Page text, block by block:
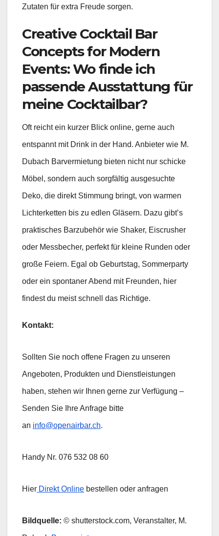
Zutaten für extra Freude sorgen.
Creative Cocktail Bar
Concepts for Modern
Events: Wo finde ich
passende Ausstattung für
meine Cocktailbar?
Oft reicht ein kurzer Blick online, gerne auch
entspannt mit Drink in der Hand. Anbieter wie M.
Dubach Barvermietung bieten nicht nur schicke
Möbel, sondern auch sorgfältig ausgesuchte
Deko, die direkt Stimmung bringt, von warmen
Lichterketten bis zu edlen Gläsern. Dazu gibt’s
praktisches Barzubehör wie Shaker, Eiscrusher
oder Messbecher, perfekt für kleine Runden oder
große Feiern. Egal ob Geburtstag, Sommerparty
oder ein spontaner Abend mit Freunden, hier
findest du meist schnell das Richtige.
Kontakt:
Sollten Sie noch offene Fragen zu unseren
Angeboten, Produkten und Dienstleistungen
haben, stehen wir Ihnen gerne zur Verfügung –
Senden Sie Ihre Anfrage bitte
an info@openairbar.ch.
Handy Nr. 076 532 08 60
Hier Direkt Online bestellen oder anfragen
Bildquelle: © shutterstock.com, Veranstalter, M.